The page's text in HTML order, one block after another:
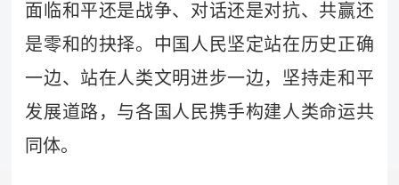
面临和平还是战争、对话还是对抗、共赢还
是零和的抉择。中国人民坚定站在历史正确
一边、站在人类文明进步一边，坚持走和平
发展道路，与各国人民携手构建人类命运共
同体。